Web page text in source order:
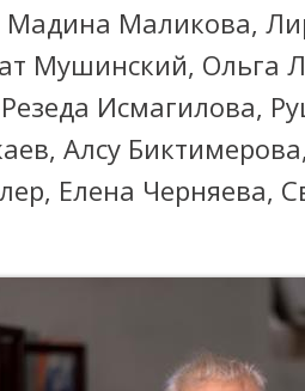
Мадина Маликова,
Мушинский, Ольга
Исмагилова,
Алсу
Елена Черняева,